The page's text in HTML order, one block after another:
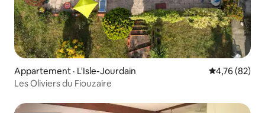
Appartement · L'Isle-Jourdain Note
4,76 (82)
Les Oliviers du Fiouzaire